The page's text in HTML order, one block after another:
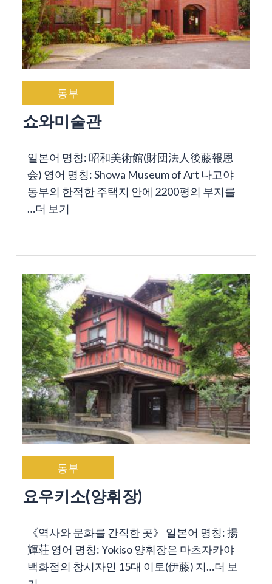
동부
쇼와미술관
일본어 명칭: 昭和美術館(財団法人後藤報恩
会) 영어 명칭: Showa Museum of Art 나고야
동부의 한적한 주택지 안에 2200평의 부지를
…더 보기
동부
요우키소(양휘장)
《역사와 문화를 간직한 곳》 일본어 명칭: 揚
輝荘 영어 명칭: Yokiso 양휘장은 마츠자카야
백화점의 창시자인 15대 이토(伊藤) 지…더 보